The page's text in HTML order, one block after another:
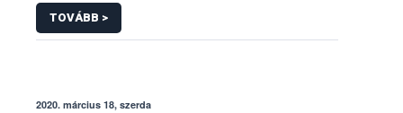
TOVÁBB >
2020. március 18, szerda